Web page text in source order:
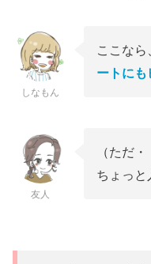
しなもん
ここなら
ートにも
友人
（ただ
ちょっと